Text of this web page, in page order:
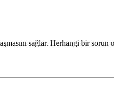
sağlar. Herhangi bir